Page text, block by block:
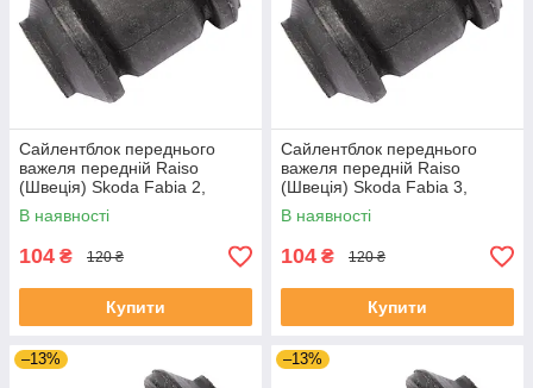
Сайлентблок переднього
важеля передній Raiso
(Швеція) Skoda Fabia 2,
Шкода Фабія 2 06-14 #RL-
1J0182V UADIKZU4
В наявності
104 ₴ 120 ₴
Купити
Сайлентблок переднього
важеля передній Raiso
(Швеція) Skoda Fabia 3,
Шкода Фабія 3 14-21 #RL-
1J0182V UATXDAZ4
В наявності
104 ₴ 120 ₴
Купити
–13% –13%